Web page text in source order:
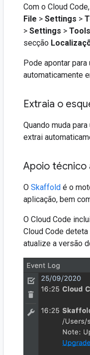
Com o Cloud
File > Settings >
> Settings > Tools
secção
Pode apontar para
automaticamente
Extraia o
Quando muda
extrai
Apoio técnico
O Skaffold é o
aplicação, bem
O Cloud Code
Cloud Code
atualize a versão